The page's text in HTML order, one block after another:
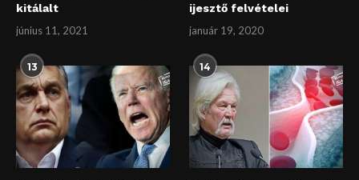
kitálalt
június 11, 2021
ijesztő felvételei
január 19, 2020
13 14